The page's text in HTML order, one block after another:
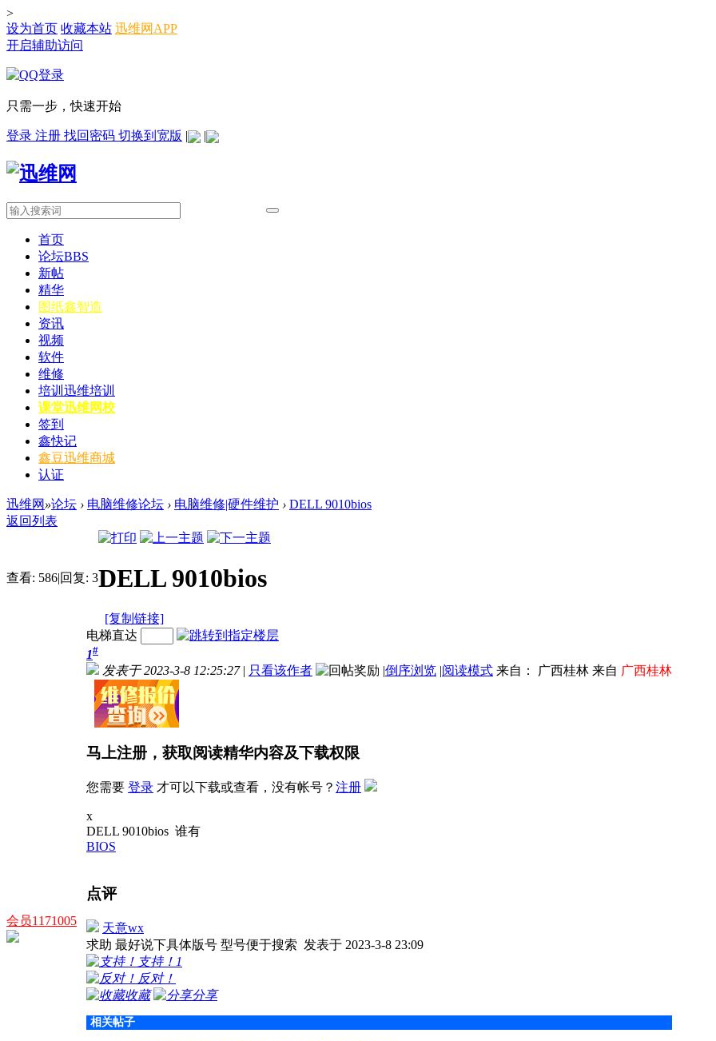
>
设为首页 收藏本站 迅维网APP
开启辅助访问
只需一步，快速开始
登录 注册 找回密码 切换到宽版 | |
首页
论坛BBS
新帖
精华
图纸鑫智造
资讯
视频
软件
维修
培训 迅维培训
课堂迅维网校
签到
鑫快记
鑫豆迅维商城
认证
迅维网 »论坛 › 电脑维修论坛 › 电脑维修|硬件维护 › DELL 9010bios
返回列表
查看: 586|回复: 3DELL 9010bios
[复制链接]
会员1171005
电梯直达
1#
发表于 2023-3-8 12:25:27 | 只看该作者 |倒序浏览 |阅读模式 来自： 广西桂林 来自 广西桂林
马上注册，获取阅读精华内容及下载权限
您需要 登录 才可以下载或查看，没有帐号？ 注册
x
DELL 9010bios 谁有
BIOS
点评
天意wx
求助 最好说下具体版号 型号便于搜索 发表于 2023-3-8 23:09
支持！ 1
反对！
收藏
分享
相关帖子